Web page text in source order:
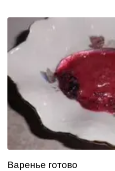
Варенье готово